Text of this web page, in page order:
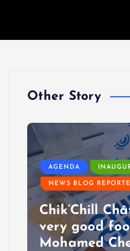
Other Story
AGENDA
NEWS BLOG
Chik’Chill
very good
Mohamed